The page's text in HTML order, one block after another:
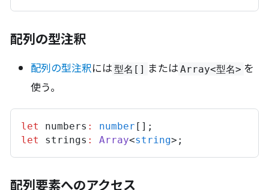
配列の型注釈
配列の型注釈には型名[] またはArray<型名> を
使う。
let numbers : number [];
let
strings : Array<string>;
配列要素へのアクセス